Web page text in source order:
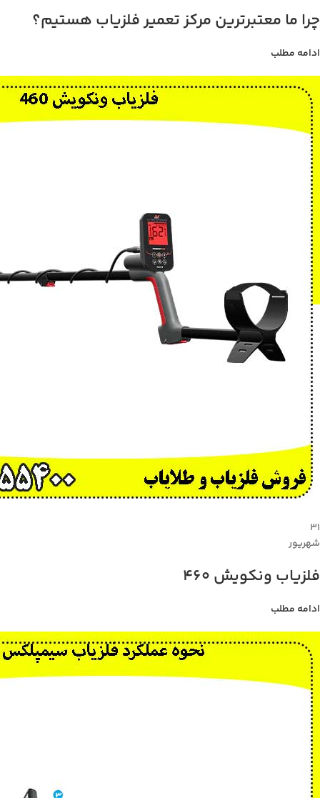
چرا ما معتبرترین مرکز تعمیر فلزیاب هستیم؟
ادامه مطلب
۳۱
شهریور
فلزیاب ونکویش 460
ادامه مطلب